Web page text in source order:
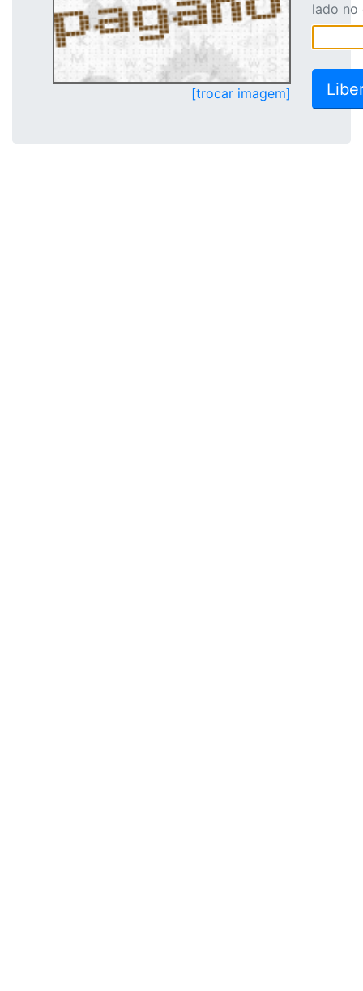
[trocar imagem]
lado no